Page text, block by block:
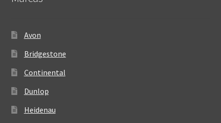
Avon
Bridgestone
Continental
Dunlop
Heidenau